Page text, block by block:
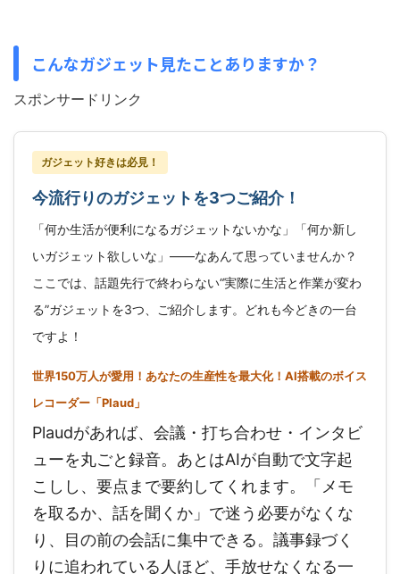
こんなガジェット見たことありますか？
スポンサードリンク
ガジェット好きは必見！
今流行りのガジェットを3つご紹介！
「何か生活が便利になるガジェットないかな」「何か新し
いガジェット欲しいな」——なあんて思っていませんか？
ここでは、話題先行で終わらない“実際に生活と作業が変わ
る”ガジェットを3つ、ご紹介します。どれも今どきの一台
ですよ！
世界150万人が愛用！あなたの生産性を最大化！AI搭載のボイス
レコーダー「Plaud」
Plaudがあれば、会議・打ち合わせ・インタビ
ューを丸ごと録音。あとはAIが自動で文字起
こしし、要点まで要約してくれます。「メモ
を取るか、話を聞くか」で迷う必要がなくな
り、目の前の会話に集中できる。議事録づく
りに追われている人ほど、手放せなくなる一